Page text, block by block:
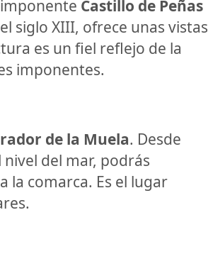
Castillo de Peñas
siglo XIII, ofrece unas vistas
es un fiel reflejo de la
imponentes.
de la Muela. Desde
del mar, podrás
la comarca. Es el lugar